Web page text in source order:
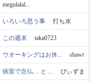
megulalal...
いろいろ思う事 打ち水
この週末 taka0723
ウオーキングはお休... shawt
病室で念仏… と ... ぴぃずま